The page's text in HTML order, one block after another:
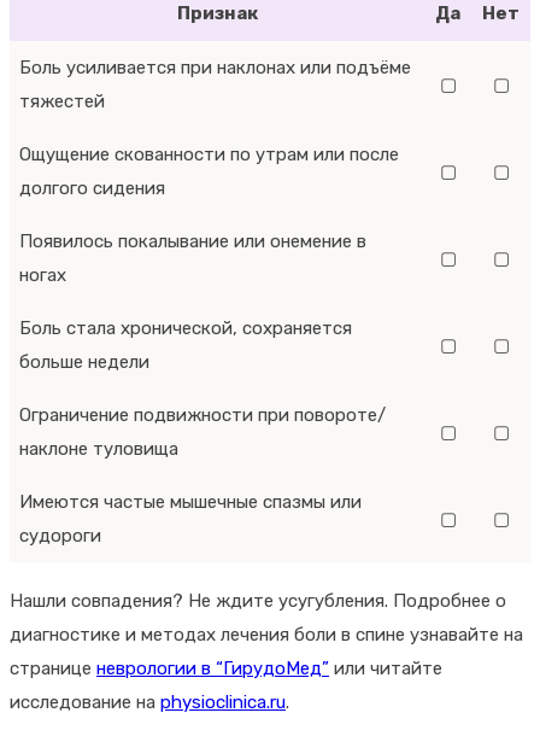
Признак Да Нет
Боль усиливается при наклонах или подъёме
тяжестей
▢ ▢
Ощущение скованности по утрам или после
долгого сидения
▢ ▢
Появилось покалывание или онемение в
ногах
▢ ▢
Боль стала хронической, сохраняется
больше недели
▢ ▢
Ограничение подвижности при повороте/
наклоне туловища
▢ ▢
Имеются частые мышечные спазмы или
судороги
▢ ▢
Нашли совпадения? Не ждите усугубления. Подробнее о
диагностике и методах лечения боли в спине узнавайте на
странице неврологии в “ГирудоМед” или читайте
исследование на physioclinica.ru.